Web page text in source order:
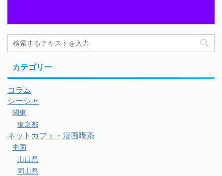
カテゴリー
コラム
シーシャ
関東
東京都
ネットカフェ・漫画喫茶
中国
山口県
岡山県